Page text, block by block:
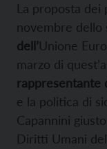
La proposta dei
novembre dello
dell’Unione
marzo di
rappresentante
e la politica di
Capannini
Diritti Umani